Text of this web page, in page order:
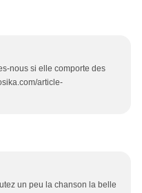
nous si elle comporte des
article-
un peu la chanson la belle